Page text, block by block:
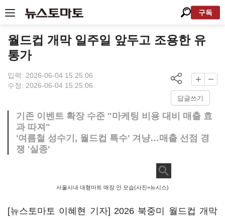
구독
월드컵 개막 일주일 앞두고 조용한 유
통가
입력: 2026-06-04 15:25:06
수정: 2026-06-04 15:25:06
답글쓰기
기존 이벤트 확장 수준 "마케팅 비용 대비 매출 효
과 따져"
'여름철 성수기, 월드컵 특수' 겨냥…매출 선점 경
쟁 '실종'
서울시내 대형마트 매장 안 모습(사진=뉴시스)
[뉴스토마토 이혜현 기자] 2026 북중미 월드컵 개막